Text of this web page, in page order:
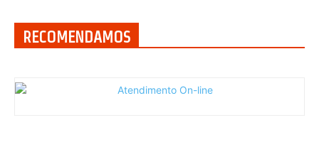
RECOMENDAMOS